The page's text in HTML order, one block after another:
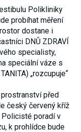
Polikliniky
probíhat měření
dostane i
DNŮ ZDRAVÍ
specialisty,
speciální váze s
„rozcupuje“
před
český červený kříž
poradí v
k prohlídce bude
s
na
webu.
být